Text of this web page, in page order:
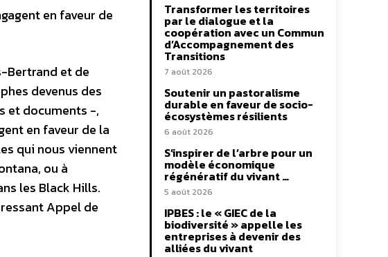
en faveur de
Bertrand et de
devenus des
et documents -,
en faveur de la
qui nous viennent
ou à
les Black Hills.
Appel de
Transformer les territoires
par le dialogue et la
coopération avec un Commun
d’Accompagnement des
Transitions
7 août 2026
Soutenir un pastoralisme
durable en faveur de socio-
écosystèmes résilients
6 août 2026
S’inspirer de l’arbre pour un
modèle économique
régénératif du vivant …
5 août 2026
IPBES : le « GIEC de la
biodiversité » appelle les
entreprises à devenir des
alliées du vivant